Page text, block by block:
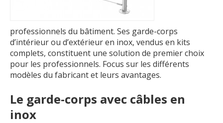
professionnels du bâtiment. Ses garde-corps
d’intérieur ou d’extérieur en inox, vendus en kits
complets, constituent une solution de premier choix
pour les professionnels. Focus sur les différents
modèles du fabricant et leurs avantages.
Le garde-corps avec câbles en
inox